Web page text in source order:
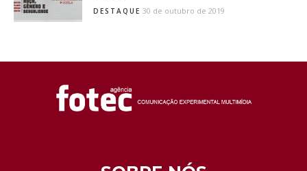
DESTAQUE 30 de outubro de 2019